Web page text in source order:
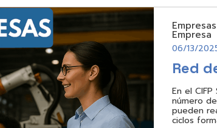
Empresa
06/13/
Red
En el
número
pueden
ciclos